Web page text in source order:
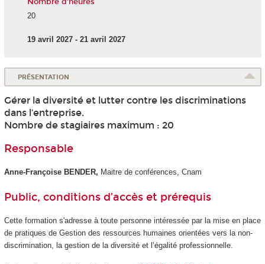
20
19 avril 2027 - 21 avril 2027
PRÉSENTATION
Gérer la diversité et lutter contre les discriminations
dans l’entreprise.
Nombre de stagiaires maximum : 20
Responsable
Anne-Françoise BENDER, Maitre de conférences, Cnam
Public, conditions d’accès et prérequis
Cette formation s'adresse à toute personne intéressée par la mise en place
de pratiques de Gestion des ressources humaines orientées vers la non-
discrimination, la gestion de la diversité et l’égalité professionnelle.